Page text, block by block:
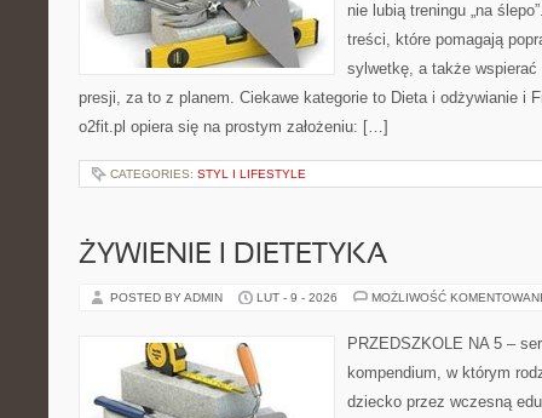
nie lubią treningu „na
treści, które pomagają
sylwetkę, a także
presji, za to z planem. Ciekawe kategorie to Dieta i odżywianie i
o2fit.pl opiera się na prostym założeniu: […]
CATEGORIES: STYL I LIFESTYLE
ŻYWIENIE I DIETETYKA
POSTED BY ADMIN LUT - 9 - 2026 MOŻLIWOŚĆ
PRZEDSZKOLE NA 5 –
kompendium, w którym
dziecko przez wczesną